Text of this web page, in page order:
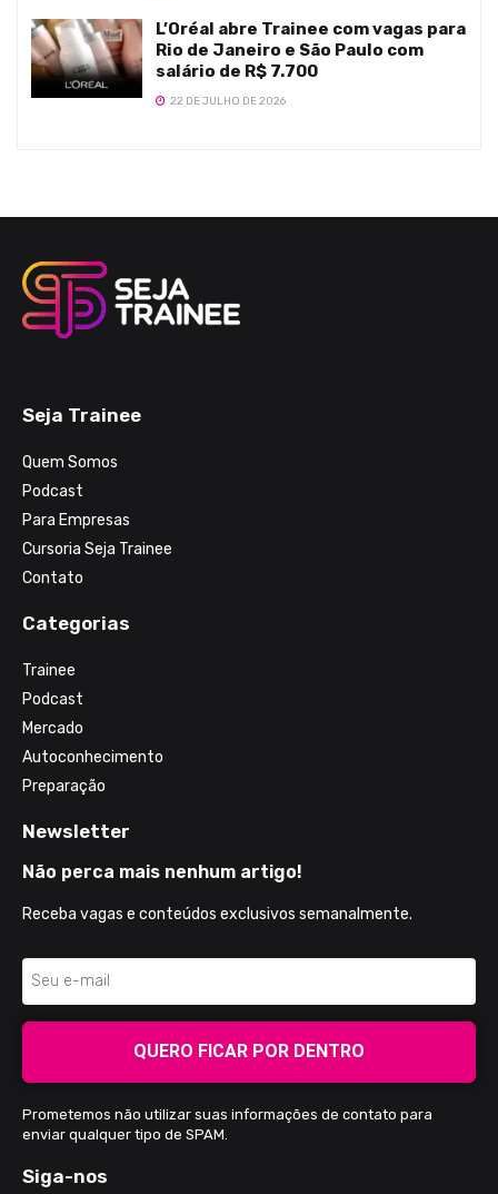
L’Oréal abre Trainee com vagas para
Rio de Janeiro e São Paulo com
salário de R$ 7.700
22 DE JULHO DE 2026
Seja Trainee
Quem Somos
Podcast
Para Empresas
Cursoria Seja Trainee
Contato
Categorias
Trainee
Podcast
Mercado
Autoconhecimento
Preparação
Newsletter
Não perca mais nenhum artigo!
Receba vagas e conteúdos exclusivos semanalmente.
QUERO FICAR POR DENTRO
Prometemos não utilizar suas informações de contato para
enviar qualquer tipo de SPAM.
Siga-nos